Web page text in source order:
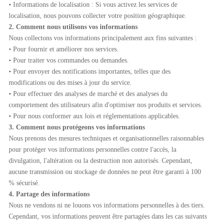
• Informations de localisation : Si vous activez les services de
localisation, nous pouvons collecter votre position géographique.
2. Comment nous utilisons vos informations
Nous collectons vos informations principalement aux fins suivantes :
• Pour fournir et améliorer nos services.
• Pour traiter vos commandes ou demandes.
• Pour envoyer des notifications importantes, telles que des
modifications ou des mises à jour du service.
• Pour effectuer des analyses de marché et des analyses du
comportement des utilisateurs afin d'optimiser nos produits et services.
• Pour nous conformer aux lois et réglementations applicables.
3. Comment nous protégeons vos informations
Nous prenons des mesures techniques et organisationnelles raisonnables
pour protéger vos informations personnelles contre l'accès, la
divulgation, l'altération ou la destruction non autorisés. Cependant,
aucune transmission ou stockage de données ne peut être garanti à 100
% sécurisé.
4. Partage des informations
Nous ne vendons ni ne louons vos informations personnelles à des tiers.
Cependant, vos informations peuvent être partagées dans les cas suivants